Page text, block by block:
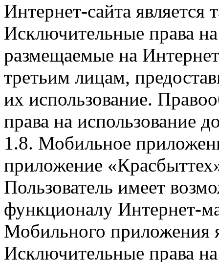
Интернет-сайта
Исключительные права
размещаемые на
третьим лицам,
их использование.
права на использование
1.8. Мобильное
приложение
Пользователь имеет
функционалу Интернет-
Мобильного приложения
Исключительные права